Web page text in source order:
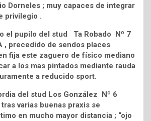
Dorneles ; muy capaces de integrar
privilegio .
el pupilo del stud Ta Robado Nº 7
, precedido de sendos places
fija este zaguero de físico mediano
a los mas pintados mediante rauda
a reducido sport.
del stud Los González Nº 6
tras varias buenas praxis se
en mucho mayor distancia ; “ojo